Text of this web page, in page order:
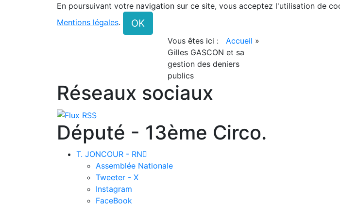
En poursuivant votre navigation sur ce site, vous acceptez l'utilisation de
Mentions légales. OK
Vous êtes ici : Accueil »
Gilles GASCON et sa
gestion des deniers
publics
Réseaux sociaux
Député - 13ème Circo.
T. JONCOUR - RN
Assemblée Nationale
Tweeter - X
Instagram
FaceBook